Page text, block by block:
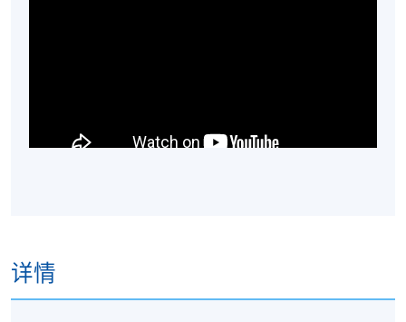
详情